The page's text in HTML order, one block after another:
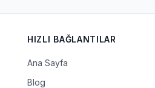
HIZLI BAĞLANTILAR
Ana Sayfa
Blog